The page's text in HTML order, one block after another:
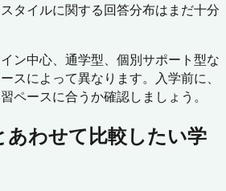
タイルに関する回答分布はまだ十分
ン中心、通学型、個別サポート型な
スによって異なります。入学前に、
ペースに合うか確認しましょう。
あわせて比較したい学